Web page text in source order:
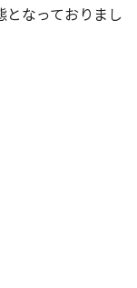
なっておりまし